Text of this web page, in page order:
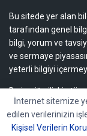
Bu sitede yer alan
tarafından genel
bilgi, yorum ve
ve sermaye
yeterli bilgiyi
Bu içeriğe ilişkin tüm
aittir. Bu içerik, açık
herhangi bir
dağıtılamaz,
İnternet sitemize
edilen verilerinizin
Kişisel Verilerin